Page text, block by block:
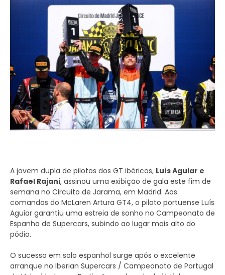
A jovem dupla de pilotos dos GT ibéricos, Luís Aguiar e
Rafael Rajani, assinou uma exibição de gala este fim de
semana no Circuito de Jarama, em Madrid. Aos
comandos do McLaren Artura GT4, o piloto portuense Luís
Aguiar garantiu uma estreia de sonho no Campeonato de
Espanha de Supercars, subindo ao lugar mais alto do
pódio.
O sucesso em solo espanhol surge após o excelente
arranque no Iberian Supercars / Campeonato de Portugal